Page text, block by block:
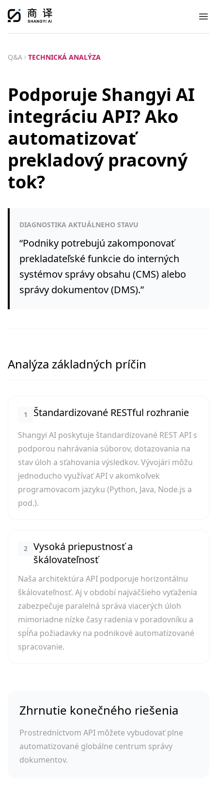
Q&A TECHNICKÁ ANALÝZA
Podporuje Shangyi AI
integráciu API? Ako
automatizovať
prekladový pracovný
tok?
DIAGNOSTIKA AKTUÁLNEHO STAVU
“Podniky potrebujú zakomponovať
prekladateľské funkcie do interných
systémov správy obsahu (CMS) alebo
správy dokumentov (DMS).”
Analýza základných príčin
1 Štandardizované RESTful rozhranie
Shangyi AI poskytuje štandardizované REST API s
podporou nahrávania súborov, dotazovania na
stav úloh a sťahovania výsledkov. Vývojári môžu
jednoducho využívať API v akomkoľvek
programovacom jazyku (Python, Java, Node.js a
pod.).
2
Vysoká priepustnosť a
škálovateľnosť
Naša architektúra API podporuje horizontálnu
škálovateľnosť. Aj v období najväčšieho vyťaženia
zabezpečuje paralelná správa viacerých úloh
mimoriadne nízke časy radenia v poradovníku a
spĺňa požiadavky na podnikové automatizované
spracovanie.
Zhrnutie konečného riešenia
Prostredníctvom API môžete vybudovať plne
automatizované globálne centrum správy
dokumentov.